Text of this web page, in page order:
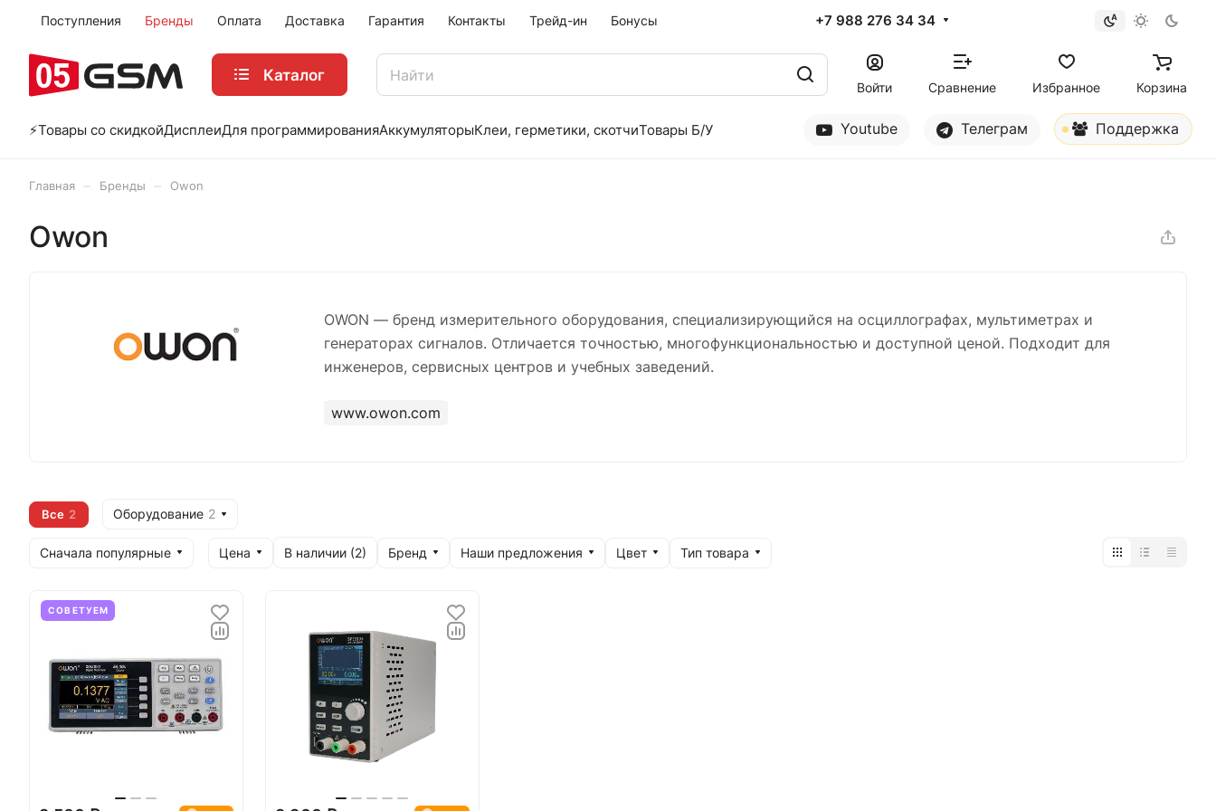
Поступления Бренды Оплата Доставка Гарантия Контакты Трейд-ин Бонусы +7 988 276 34 34
Каталог
Войти Сравнение Избранное Корзина
⚡️Товары со скидкойДисплеиДля программированияАккумуляторыКлеи, герметики, скотчиТовары Б/У Youtube Телеграм Поддержка
Главная Бренды Owon
Owon
OWON — бренд измерительного оборудования, специализирующийся на осциллографах, мультиметрах и
генераторах сигналов. Отличается точностью, многофункциональностью и доступной ценой. Подходит для
инженеров, сервисных центров и учебных заведений.
www.owon.com
Все 2 Оборудование 2
Сначала популярные Цена В наличии (2) Бренд Наши предложения Цвет Тип товара
СОВЕТУЕМ